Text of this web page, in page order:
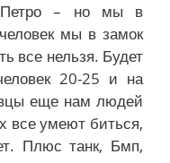
– но мы в
мы в замок
все нельзя. Будет
20-25 и на
еще нам людей
все умеют биться,
Плюс танк, Бмп,